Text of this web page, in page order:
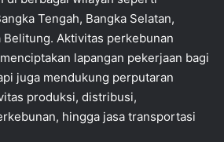
Tengah, Bangka Selatan,
Belitung. Aktivitas perkebunan
lapangan pekerjaan bagi
juga mendukung perputaran
produksi, distribusi,
hingga jasa transportasi